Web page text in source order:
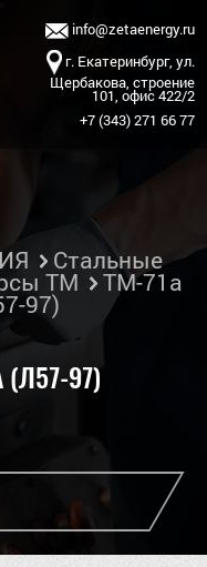
info@zetaenergy.ru
г. Екатеринбург, ул.
Щербакова, строение
101, офис 422/2
+7 (343) 271 66 77
Стальные
ТМ ТМ-71а
97)
(Л57-97)